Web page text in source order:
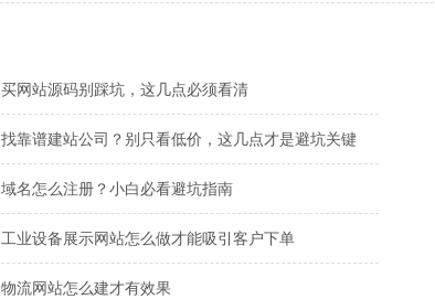
买网站源码别踩坑，这几点必须看清
找靠谱建站公司？别只看低价，这几点才是避坑关键
域名怎么注册？小白必看避坑指南
工业设备展示网站怎么做才能吸引客户下单
物流网站怎么建才有效果